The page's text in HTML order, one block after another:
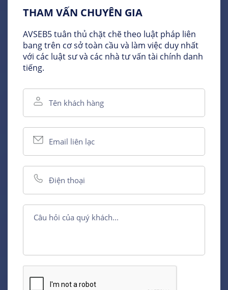
THAM VẤN CHUYÊN GIA
AVSEB5 tuân thủ chặt chẽ theo luật pháp liên
bang trên cơ sở toàn cầu và làm việc duy nhất
với các luật sư và các nhà tư vấn tài chính danh
tiếng.